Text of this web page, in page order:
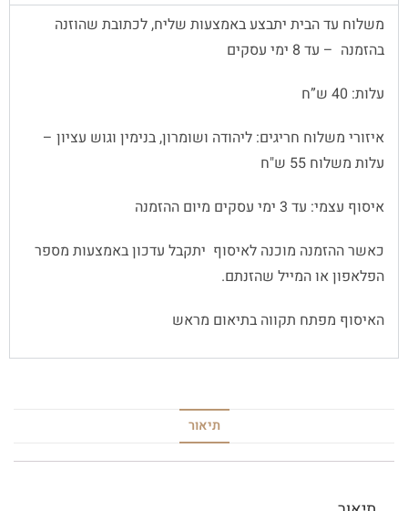
משלוח עד הבית יתבצע באמצעות שליח, לכתובת שהוזנה
בהזמנה – עד 8 ימי עסקים
עלות: 40 ש”ח
איזורי משלוח חריגים: ליהודה ושומרון, בנימין וגוש עציון –
עלות משלוח 55 ש"ח
איסוף עצמי: עד 3 ימי עסקים מיום ההזמנה
כאשר ההזמנה מוכנה לאיסוף יתקבל עדכון באמצעות מספר
הפלאפון או המייל שהזנתם.
האיסוף מפתח תקווה בתיאום מראש
תיאור